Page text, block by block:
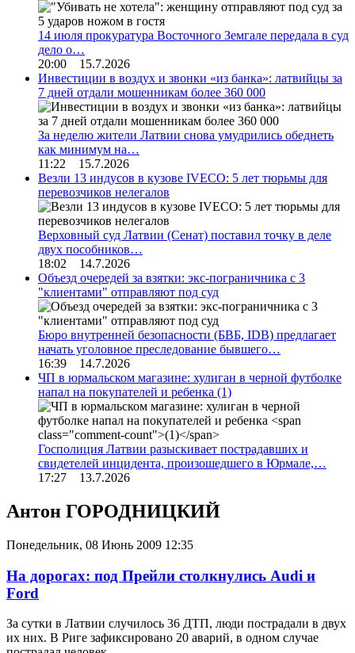
14 июля прокуратура Восточного Земгале передала в суд
дело о…
20:00 15.7.2026
Инвестиции в воздух и звонки «из банка»: латвийцы за
7 дней отдали мошенникам более 360 000
За неделю жители Латвии снова умудрились обеднеть
как минимум на…
11:22 15.7.2026
Везли 13 индусов в кузове IVECO: 5 лет тюрьмы для
перевозчиков нелегалов
Верховный суд Латвии (Сенат) поставил точку в деле
двух пособников…
18:02 14.7.2026
Объезд очередей за взятки: экс-пограничника с 3
"клиентами" отправляют под суд
Бюро внутренней безопасности (БВБ, IDB) предлагает
начать уголовное преследование бывшего…
16:39 14.7.2026
ЧП в юрмальском магазине: хулиган в черной футболке
напал на покупателей и ребенка (1)
Госполиция Латвии разыскивает пострадавших и
свидетелей инцидента, произошедшего в Юрмале,…
17:27 13.7.2026
Антон ГОРОДНИЦКИЙ
Понедельник, 08 Июнь 2009 12:35
На дорогах: под Прейли столкнулись Audi и
Ford
За сутки в Латвии случилось 36 ДТП, люди пострадали в двух
их них. В Риге зафиксировано 20 аварий, в одном случае